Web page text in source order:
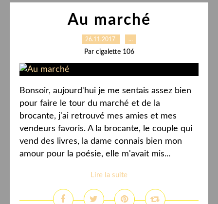
Au marché
26.11.2017 …
Par cigalette 106
Bonsoir, aujourd'hui je me sentais assez bien
pour faire le tour du marché et de la
brocante, j'ai retrouvé mes amies et mes
vendeurs favoris. A la brocante, le couple qui
vend des livres, la dame connais bien mon
amour pour la poésie, elle m'avait mis...
Lire la suite